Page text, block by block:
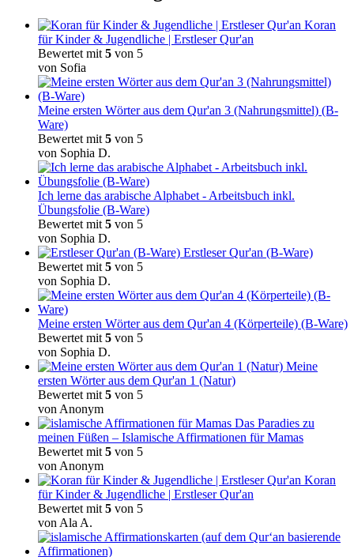
Koran
für Kinder & Jugendliche | Erstleser Qur'an
Bewertet mit 5 von 5
von Sofia
Meine ersten Wörter aus dem Qur'an 3 (Nahrungsmittel) (B-
Ware)
Bewertet mit 5 von 5
von Sophia D.
Ich lerne das arabische Alphabet - Arbeitsbuch inkl.
Übungsfolie (B-Ware)
Bewertet mit 5 von 5
von Sophia D.
Erstleser Qur'an (B-Ware)
Bewertet mit 5 von 5
von Sophia D.
Meine ersten Wörter aus dem Qur'an 4 (Körperteile) (B-Ware)
Bewertet mit 5 von 5
von Sophia D.
Meine
ersten Wörter aus dem Qur'an 1 (Natur)
Bewertet mit 5 von 5
von Anonym
Das Paradies zu
meinen Füßen – Islamische Affirmationen für Mamas
Bewertet mit 5 von 5
von Anonym
Koran
für Kinder & Jugendliche | Erstleser Qur'an
Bewertet mit 5 von 5
von Ala A.